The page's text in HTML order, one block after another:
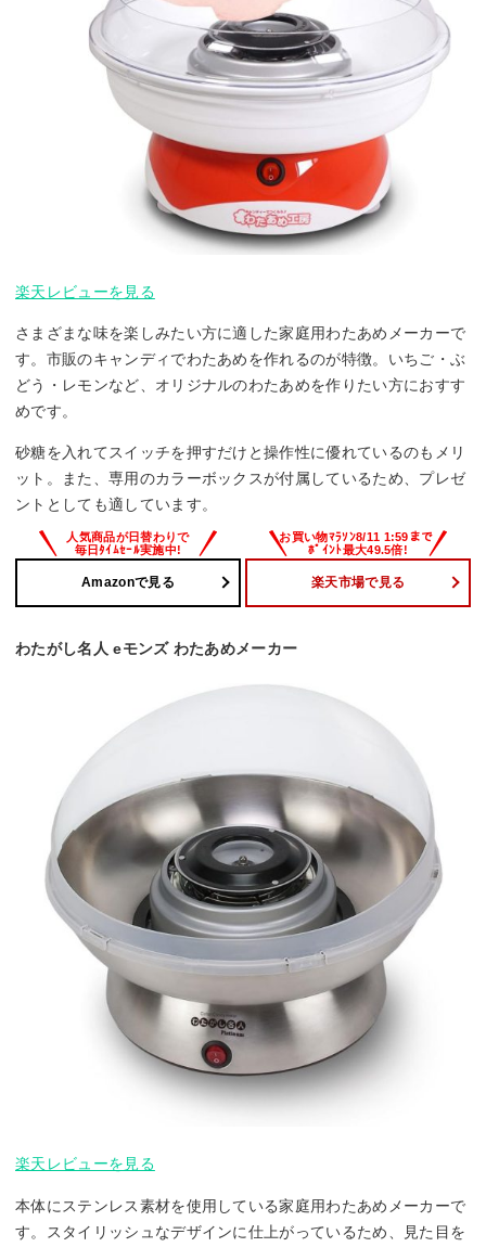
楽天レビューを見る
さまざまな味を楽しみたい方に適した家庭用わたあめメーカーで
す。市販のキャンディでわたあめを作れるのが特徴。いちご・ぶ
どう・レモンなど、オリジナルのわたあめを作りたい方におすす
めです。
砂糖を入れてスイッチを押すだけと操作性に優れているのもメリ
ット。また、専用のカラーボックスが付属しているため、プレゼ
ントとしても適しています。
Amazonで見る 楽天市場で見る
わたがし名人 eモンズ わたあめメーカー
楽天レビューを見る
本体にステンレス素材を使用している家庭用わたあめメーカーで
す。スタイリッシュなデザインに仕上がっているため、見た目を